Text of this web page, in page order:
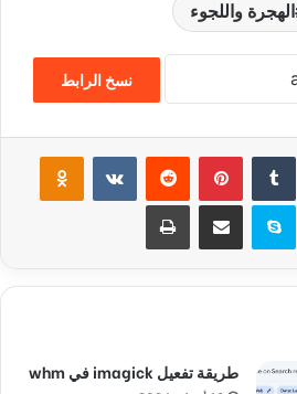
الهجرة واللجوء
نسخ الرابط
لينكدإن بينتيريست
سكايب
طريقة تفعيل imagick في whm